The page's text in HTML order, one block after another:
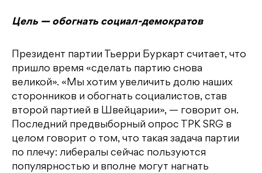
Цель — обогнать социал-демократов
Президент партии Тьерри Буркарт считает, что
пришло время «сделать партию снова
великой». «Мы хотим увеличить долю наших
сторонников и обогнать социалистов, став
второй партией в Швейцарии», — говорит он.
Последний предвыборный опрос ТРК SRG в
целом говорит о том, что такая задача партии
по плечу: либералы сейчас пользуются
популярностью и вполне могут нагнать